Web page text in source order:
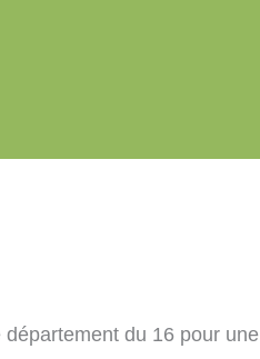
du 16 pour une